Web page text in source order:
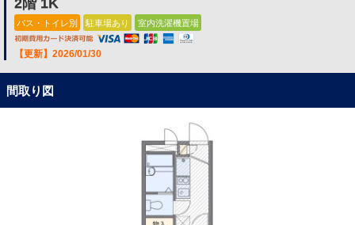
バス・トイレ別 駐車場あり 室内洗濯機置場
【更新】2026/01/30
間取り図